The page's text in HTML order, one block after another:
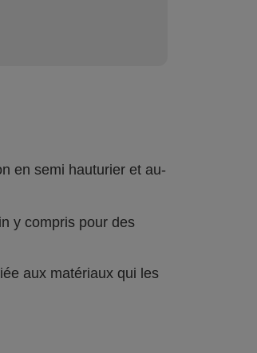
en semi hauturier et au-
y compris pour des
aux matériaux qui les